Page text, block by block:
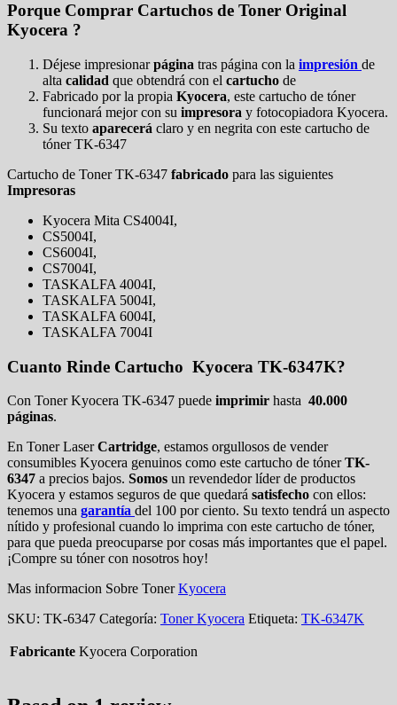
Porque Comprar Cartuchos de Toner Original
Kyocera ?
Déjese impresionarpágina tras página con la impresión de
alta calidad que obtendrá con el cartucho de
Fabricado por la propia Kyocera, este cartucho de tóner
funcionará mejor con su impresora y fotocopiadora Kyocera.
Su texto aparecerá claro y en negrita con este cartucho de
tóner TK-6347
Cartucho de Toner TK-6347 fabricado para las siguientes
Impresoras
Kyocera Mita CS4004I,
CS5004I,
CS6004I,
CS7004I,
TASKALFA 4004I,
TASKALFA 5004I,
TASKALFA 6004I,
TASKALFA 7004I
Cuanto Rinde Cartucho Kyocera TK-6347K?
Con Toner Kyocera TK-6347 puede imprimir hasta 40.000
páginas.
En Toner LaserCartridge, estamos orgullosos de vender
consumibles Kyocera genuinos como este cartucho de tónerTK-
6347 a precios bajos. Somos un revendedor líder de productos
Kyocera y estamos seguros de que quedará satisfecho con ellos:
tenemos una garantía del 100 por ciento. Su texto tendrá un aspecto
nítido y profesional cuando lo imprima con este cartucho de tóner,
para que pueda preocuparse por cosas más importantes que el papel.
¡Compre su tóner con nosotros hoy!
Mas informacion Sobre TonerKyocera
SKU: TK-6347 Categoría: Toner Kyocera Etiqueta: TK-6347K
Fabricante Kyocera Corporation